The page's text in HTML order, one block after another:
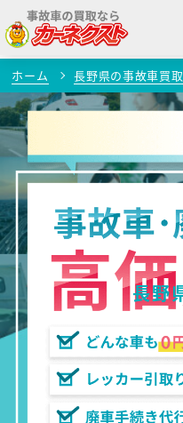
ホーム 長野県の事故車買取
長野